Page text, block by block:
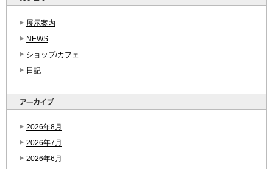
展示案内
NEWS
ショップ/カフェ
日記
2026年8月
2026年7月
2026年6月